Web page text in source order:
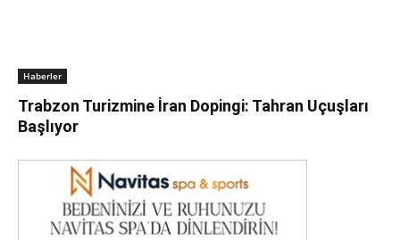
Haberler
Trabzon Turizmine İran Dopingi: Tahran Uçuşları
Başlıyor